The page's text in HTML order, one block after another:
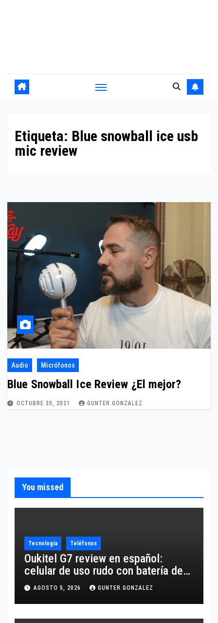
Etiqueta: Blue snowball ice usb
mic review
Audio Micrófonos
Blue Snowball Ice Review ¿El mejor?
OCTUBRE 30, 2021 GUNTER.GONZALEZ
You missed
Tecnología Teléfonos
Oukitel G7 review en español:
celular de uso rudo con batería de
10,600 mAh
AGOSTO 5, 2026 GUNTER.GONZALEZ